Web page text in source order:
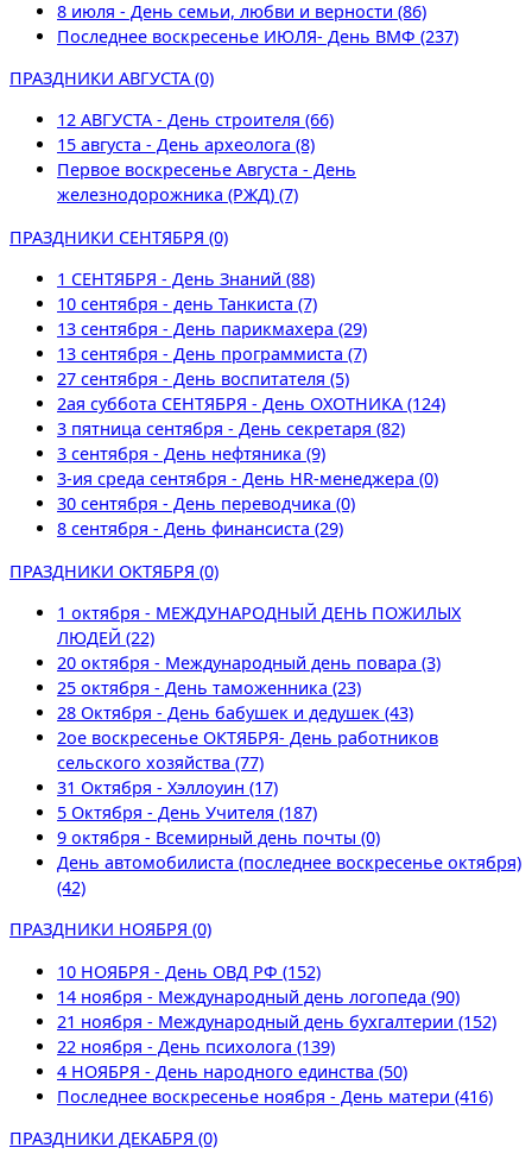
8 июля - День семьи, любви и верности (86)
Последнее воскресенье ИЮЛЯ- День ВМФ (237)
ПРАЗДНИКИ АВГУСТА (0)
12 АВГУСТА - День строителя (66)
15 августа - День археолога (8)
Первое воскресенье Августа - День
железнодорожника (РЖД) (7)
ПРАЗДНИКИ СЕНТЯБРЯ (0)
1 СЕНТЯБРЯ - День Знаний (88)
10 сентября - день Танкиста (7)
13 сентября - День парикмахера (29)
13 сентября - День программиста (7)
27 сентября - День воспитателя (5)
2ая суббота СЕНТЯБРЯ - День ОХОТНИКА (124)
3 пятница сентября - День секретаря (82)
3 сентября - День нефтяника (9)
3-ия среда сентября - День НR-менеджера (0)
30 сентября - День переводчика (0)
8 сентября - День финансиста (29)
ПРАЗДНИКИ ОКТЯБРЯ (0)
1 октября - МЕЖДУНАРОДНЫЙ ДЕНЬ ПОЖИЛЫХ
ЛЮДЕЙ (22)
20 октября - Международный день повара (3)
25 октября - День таможенника (23)
28 Октября - День бабушек и дедушек (43)
2ое воскресенье ОКТЯБРЯ- День работников
сельского хозяйства (77)
31 Октября - Хэллоуин (17)
5 Октября - День Учителя (187)
9 октября - Всемирный день почты (0)
День автомобилиста (последнее воскресенье октября)
(42)
ПРАЗДНИКИ НОЯБРЯ (0)
10 НОЯБРЯ - День ОВД РФ (152)
14 ноября - Международный день логопеда (90)
21 ноября - Международный день бухгалтерии (152)
22 ноября - День психолога (139)
4 НОЯБРЯ - День народного единства (50)
Последнее воскресенье ноября - День матери (416)
ПРАЗДНИКИ ДЕКАБРЯ (0)